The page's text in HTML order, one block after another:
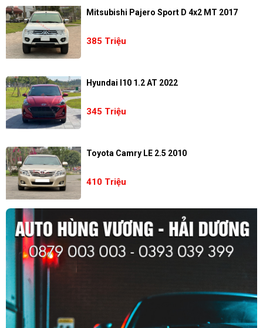
Mitsubishi Pajero Sport D 4x2 MT 2017
385 Triệu
Hyundai I10 1.2 AT 2022
345 Triệu
Toyota Camry LE 2.5 2010
410 Triệu